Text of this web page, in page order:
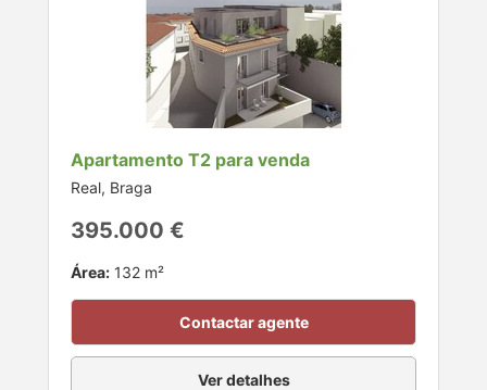
Apartamento T2 para venda
Real, Braga
395.000 €
Área: 132 m²
Contactar agente
Ver detalhes